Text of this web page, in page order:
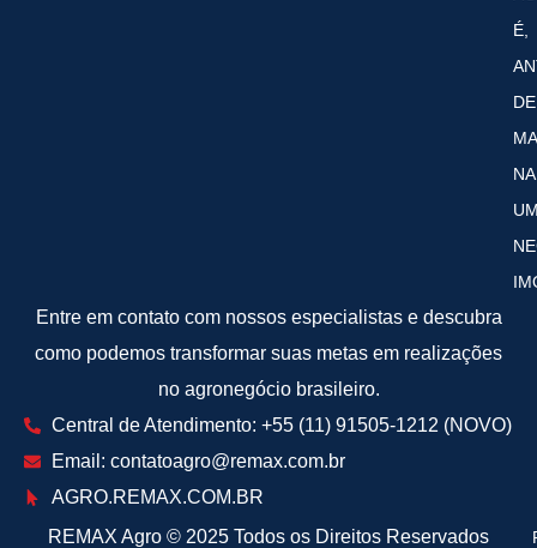
É,
DE
Entre em contato com nossos especialistas e descubra
como podemos transformar suas metas em realizações
no agronegócio brasileiro.
Central de Atendimento: +55 (11) 91505-1212 (NOVO)
Email: contatoagro@remax.com.br
AGRO.REMAX.COM.BR
REMAX Agro © 2025 Todos os Direitos Reservados